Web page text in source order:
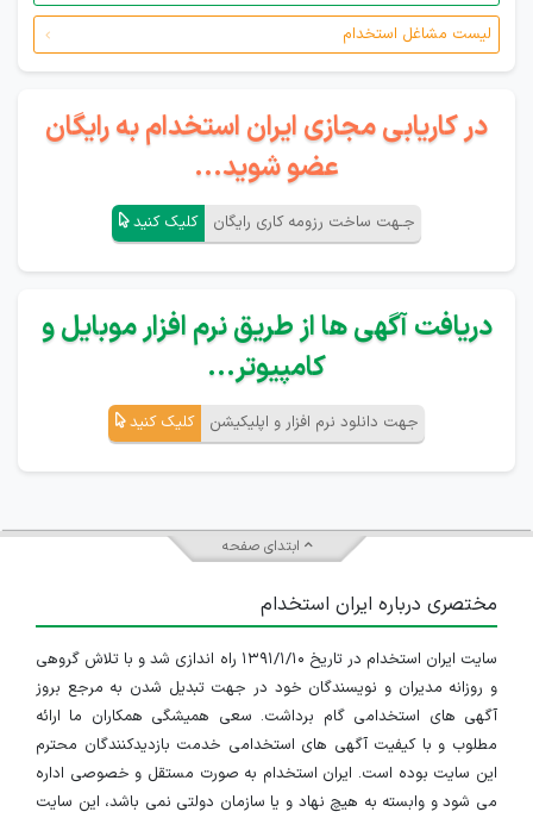
لیست مشاغل استخدام
در کاریابی مجازی ایران استخدام به رایگان
عضو شوید...
جـهت ساخت رزومه کاری رایگان کلیک کنید
دریافت آگهی ها از طریق نرم افزار موبایل و
کامپیوتر...
جهت دانلود نرم افزار و اپلیکیشن کلیک کنید
ابتدای صفحه
مختصری درباره ایران استخدام
سایت ایران استخدام در تاریخ ۱۳۹۱/۱/۱۰ راه اندازی شد و با تلاش گروهی
و روزانه مدیران و نویسندگان خود در جهت تبدیل شدن به مرجع بروز
آگهی های استخدامی گام برداشت. سعی همیشگی همکاران ما ارائه
مطلوب و با کیفیت آگهی های استخدامی خدمت بازدیدکنندگان محترم
این سایت بوده است. ایران استخدام به صورت مستقل و خصوصی اداره
می شود و وابسته به هیچ نهاد و یا سازمان دولتی نمی باشد، این سایت